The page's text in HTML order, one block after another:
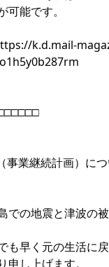
能です。
k.d.mail-
事業継続計画）に
での地震と津波の
も早く元の生活に
し上げます。